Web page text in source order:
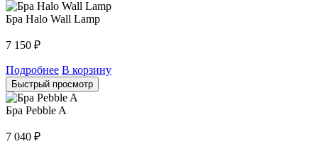
Бра Halo Wall Lamp
7 150 ₽
Подробнее В корзину
Быстрый просмотр
Бра Pebble A
7 040 ₽